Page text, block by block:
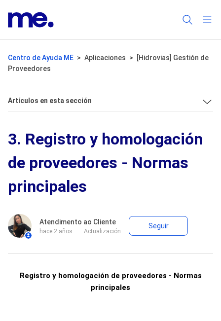
Centro de Ayuda ME Aplicaciones
[Hidrovias] Gestión de
Proveedores
Artículos en esta sección
3. Registro y homologación
de proveedores - Normas
principales
Atendimento ao Cliente
hace 2 años Actualización
Seguir
Registro y homologación de proveedores - Normas
principales